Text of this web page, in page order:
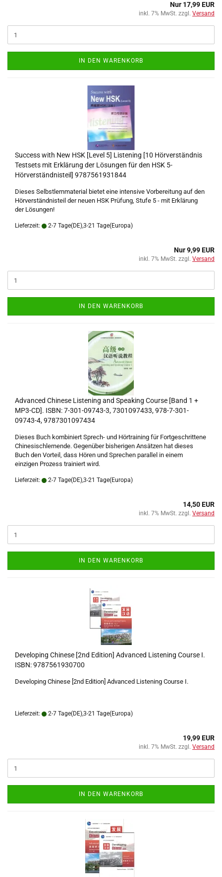
Nur 17,99 EUR
inkl. 7% MwSt. zzgl. Versand
IN DEN WARENKORB
Success with New HSK [Level 5] Listening [10 Hörverständnis
Testsets mit Erklärung der Lösungen für den HSK 5-
Hörverständnisteil] 9787561931844
Dieses Selbstlernmaterial bietet eine intensive Vorbereitung auf den
Hörverständnisteil der neuen HSK Prüfung, Stufe 5 - mit Erklärung
der Lösungen!
Lieferzeit: 2-7 Tage(DE),3-21 Tage(Europa)
Nur 9,99 EUR
inkl. 7% MwSt. zzgl. Versand
IN DEN WARENKORB
Advanced Chinese Listening and Speaking Course [Band 1 +
MP3-CD]. ISBN: 7-301-09743-3, 7301097433, 978-7-301-
09743-4, 9787301097434
Dieses Buch kombiniert Sprech- und Hörtraining für Fortgeschrittene
Chinesischlernende. Gegenüber bisherigen Ansätzen hat dieses
Buch den Vorteil, dass Hören und Sprechen parallel in einem
einzigen Prozess trainiert wird.
Lieferzeit: 2-7 Tage(DE),3-21 Tage(Europa)
14,50 EUR
inkl. 7% MwSt. zzgl. Versand
IN DEN WARENKORB
Developing Chinese [2nd Edition] Advanced Listening Course I.
ISBN: 9787561930700
Developing Chinese [2nd Edition] Advanced Listening Course I.
Lieferzeit: 2-7 Tage(DE),3-21 Tage(Europa)
19,99 EUR
inkl. 7% MwSt. zzgl. Versand
IN DEN WARENKORB